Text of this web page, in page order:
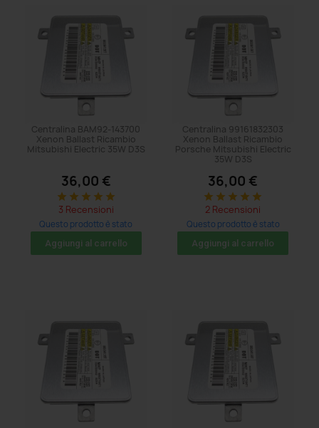
Centralina BAM92-143700
Xenon Ballast Ricambio
Mitsubishi Electric 35W D3S
36,00 €
star star star star star
3 Recensioni
Questo prodotto è stato
acquistato: 32 volte
Aggiungi al carrello
Centralina 99161832303
Xenon Ballast Ricambio
Porsche Mitsubishi Electric
35W D3S
36,00 €
star star star star star
2 Recensioni
Questo prodotto è stato
acquistato: 38 volte
Aggiungi al carrello